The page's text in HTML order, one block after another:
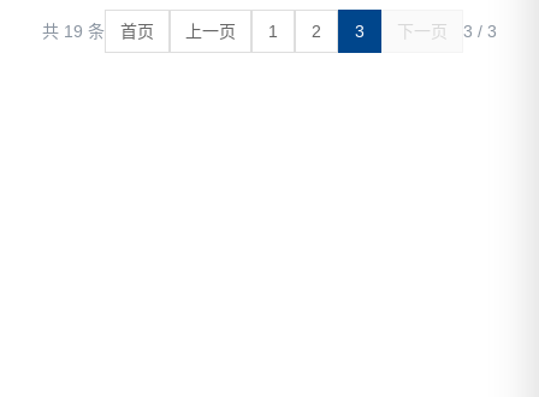
共 19 条 首页 上一页 1 2 3 下一页 3 / 3